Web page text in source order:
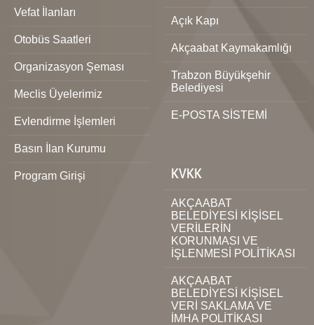
Vefat İlanları
Otobüs Saatleri
Organizasyon Şeması
Meclis Üyelerimiz
Evlendirme İşlemleri
Basın İlan Kurumu
Program Girişi
Açık Kapı
Akçaabat Kaymakamlığı
Trabzon Büyükşehir
Belediyesi
E-POSTA SİSTEMİ
KVKK
AKÇAABAT
BELEDİYESİ KİŞİSEL
VERİLERİN
KORUNMASI VE
İŞLENMESİ POLİTİKASI
AKÇAABAT
BELEDİYESİ KİŞİSEL
VERİ SAKLAMA VE
İMHA POLİTİKASI